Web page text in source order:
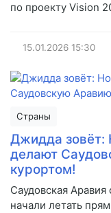
по проекту Vision
15.01.2026 15:30
Страны
Джидда зовёт:
делают
курортом!
Саудовская
начали летать